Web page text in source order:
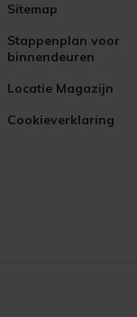
Sitemap
Stappenplan voor
binnendeuren
Locatie Magazijn
Cookieverklaring